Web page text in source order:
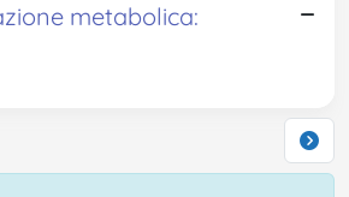
metabolica: